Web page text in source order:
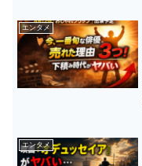
エンタメ
エンタメ